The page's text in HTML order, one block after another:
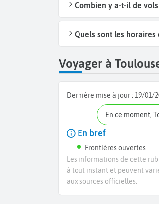
Combien y a-t-il de
Quels sont les horaires
Voyager à
Dernière mise à jour : 19/01/
En ce moment,
En bref
Frontières ouvertes
Les informations de cette
à tout instant et peuvent
aux sources officielles.